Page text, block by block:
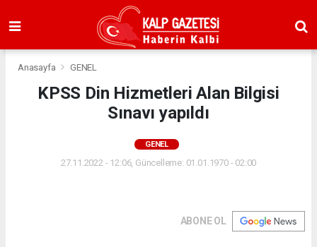
Anasayfa GENEL
KPSS Din Hizmetleri Alan Bilgisi
Sınavı yapıldı
GENEL
27.11.2022 - 12:06, Güncelleme: 01.01.1970 - 02:00
ABONE OL